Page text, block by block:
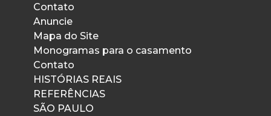
Contato
Anuncie
Mapa do Site
Monogramas para o casamento
Contato
HISTÓRIAS REAIS
REFERÊNCIAS
SÃO PAULO